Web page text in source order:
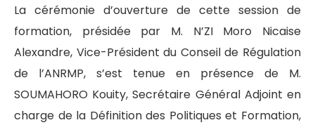
La cérémonie d’ouverture de cette session de
formation, présidée par M. N’ZI Moro Nicaise
Alexandre, Vice-Président du Conseil de Régulation
de l’ANRMP, s’est tenue en présence de M.
SOUMAHORO Kouity, Secrétaire Général Adjoint en
charge de la Définition des Politiques et Formation,